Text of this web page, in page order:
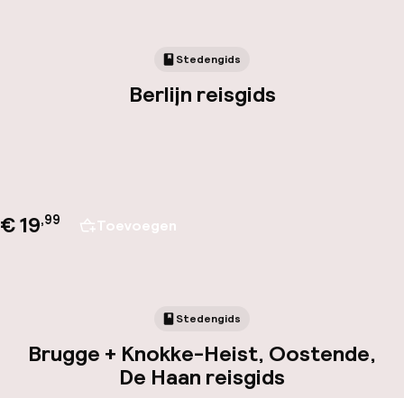
Stedengids
Berlijn reisgids
€ 19,99 Toevoegen
Stedengids
Brugge + Knokke-Heist, Oostende,
De Haan reisgids